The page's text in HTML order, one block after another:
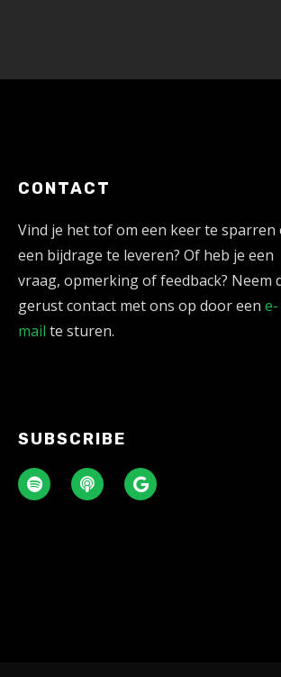
CONTACT
Vind je het tof om een keer te sparren
een bijdrage te leveren? Of heb je een
vraag, opmerking of feedback? Neem
gerust contact met ons op door een e-
mail te sturen.
SUBSCRIBE